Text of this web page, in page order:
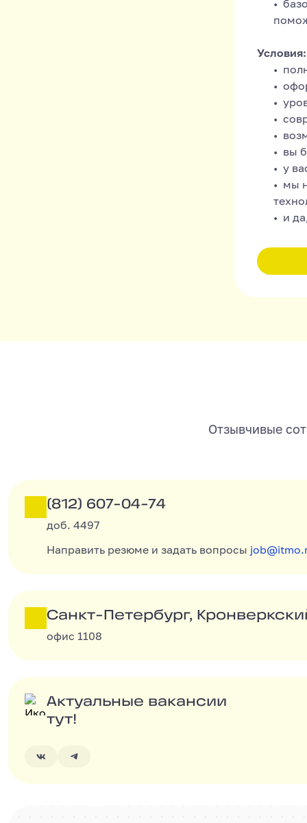
Условия:
вы
у
мы
и
Отзывчивые
(812) 607-04-74
(812) 607-04-74
доб. 4497
Направить резюме и задать вопросы
Санкт-Петербург, Кронверкский 49
Санкт-Петербург,
офис 1108
Актуальные вакансии тут!
Актуальные вакансии
тут!